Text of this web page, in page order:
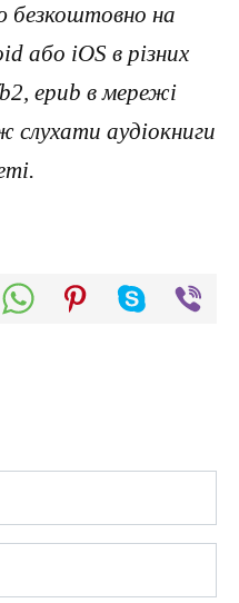
безкоштовно на
або iOS в різних
epub в мережі
слухати аудіокниги